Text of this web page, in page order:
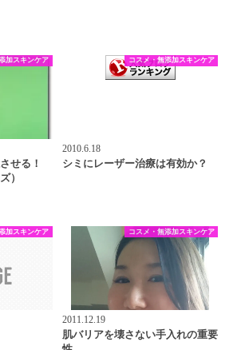
加スキンケア
せる！
）
コスメ・無添加スキンケア
2010.6.18
シミにレーザー治療は有効か？
加スキンケア コスメ・無添加スキンケア
2011.12.19
肌バリアを壊さない手入れの重要